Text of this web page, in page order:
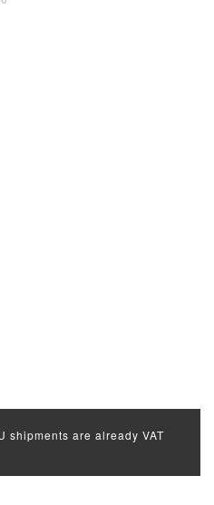
shipments are already VAT